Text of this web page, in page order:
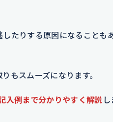
たりする原因になることも
もスムーズになります。
入例まで分かりやすく解説 し